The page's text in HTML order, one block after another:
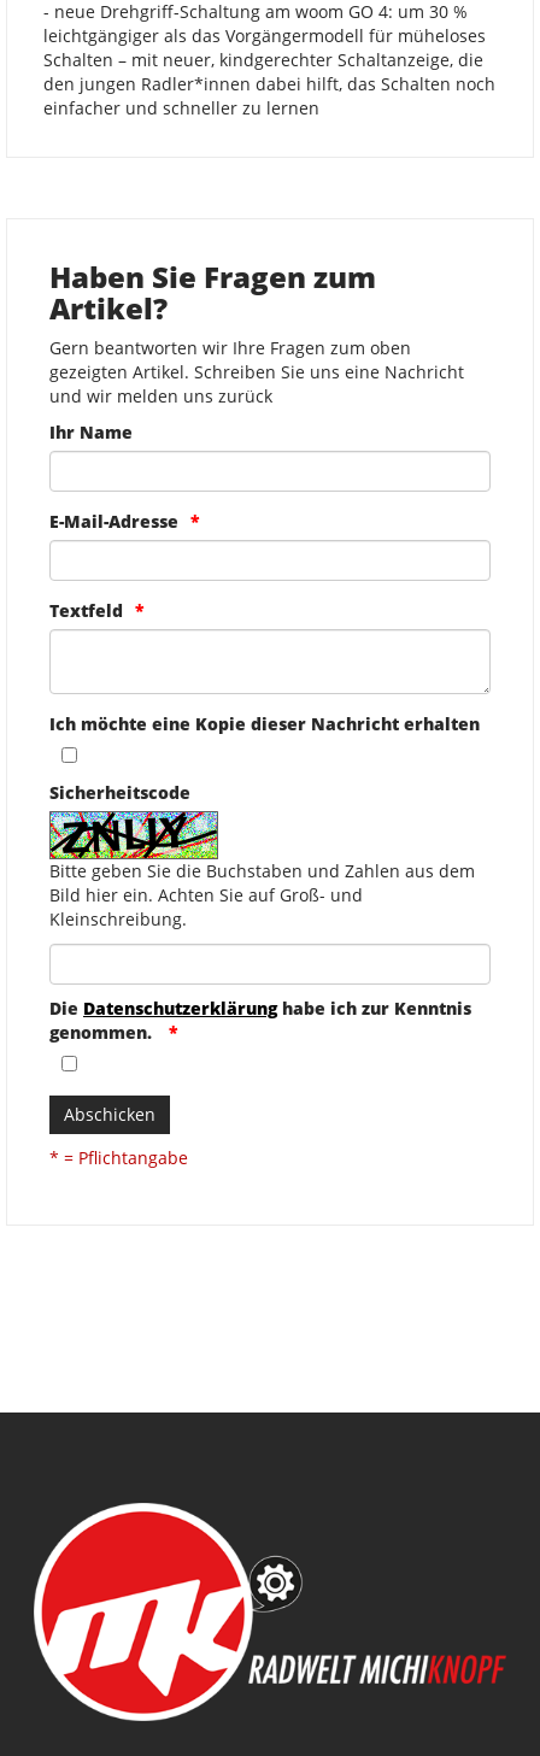
- neue Drehgriff-Schaltung am woom GO 4: um 30 %
leichtgängiger als das Vorgängermodell für müheloses
Schalten – mit neuer, kindgerechter Schaltanzeige, die
den jungen Radler*innen dabei hilft, das Schalten noch
einfacher und schneller zu lernen
Haben Sie Fragen zum
Artikel?
Gern beantworten wir Ihre Fragen zum oben
gezeigten Artikel. Schreiben Sie uns eine Nachricht
und wir melden uns zurück
Ihr Name
E-Mail-Adresse
Textfeld
Ich möchte eine Kopie dieser Nachricht erhalten
Sicherheitscode
Bitte geben Sie die Buchstaben und Zahlen aus dem
Bild hier ein. Achten Sie auf Groß- und
Kleinschreibung.
Die Datenschutzerklärunghabe ich zur Kenntnis
genommen.
Abschicken
* = Pflichtangabe